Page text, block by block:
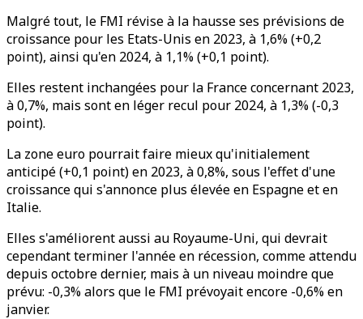
Malgré tout, le FMI révise à la hausse ses prévisions de
croissance pour les Etats-Unis en 2023, à 1,6% (+0,2
point), ainsi qu'en 2024, à 1,1% (+0,1 point).
Elles restent inchangées pour la France concernant 2023,
à 0,7%, mais sont en léger recul pour 2024, à 1,3% (-0,3
point).
La zone euro pourrait faire mieux qu'initialement
anticipé (+0,1 point) en 2023, à 0,8%, sous l'effet d'une
croissance qui s'annonce plus élevée en Espagne et en
Italie.
Elles s'améliorent aussi au Royaume-Uni, qui devrait
cependant terminer l'année en récession, comme attendu
depuis octobre dernier, mais à un niveau moindre que
prévu: -0,3% alors que le FMI prévoyait encore -0,6% en
janvier.